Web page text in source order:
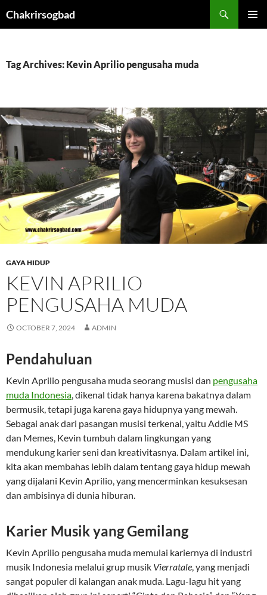
toChakrirsogbad
Tag Archives: Kevin Aprilio pengusaha muda
GAYA HIDUP
KEVIN APRILIO
PENGUSAHA MUDA
OCTOBER 7, 2024 ADMIN
Pendahuluan
Kevin Aprilio pengusaha muda seorang musisi dan pengusaha
muda Indonesia, dikenal tidak hanya karena bakatnya dalam
bermusik, tetapi juga karena gaya hidupnya yang mewah.
Sebagai anak dari pasangan musisi terkenal, yaitu Addie MS
dan Memes, Kevin tumbuh dalam lingkungan yang
mendukung karier seni dan kreativitasnya. Dalam artikel ini,
kita akan membahas lebih dalam tentang gaya hidup mewah
yang dijalani Kevin Aprilio, yang mencerminkan kesuksesan
dan ambisinya di dunia hiburan.
Karier Musik yang Gemilang
Kevin Aprilio pengusaha muda memulai kariernya di industri
musik Indonesia melalui grup musik Vierratale, yang menjadi
sangat populer di kalangan anak muda. Lagu-lagu hit yang